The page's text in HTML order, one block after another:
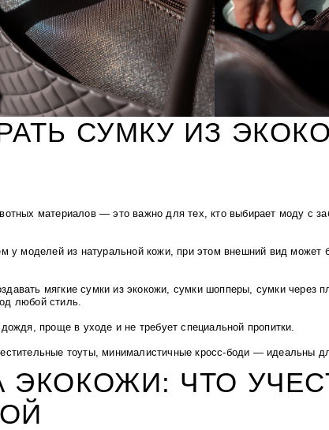
СУМКУ ИЗ
материалов — это важно для тех, кто выбирает моду с
у моделей из натуральной кожи, при этом внешний вид может
мягкие сумки из экокожи, сумки шопперы, сумки через
любой стиль.
проще в уходе и не требует специальной пропитки.
тоуты, минималистичные кросс-боди — идеальны
ЭКОКОЖИ: ЧТО